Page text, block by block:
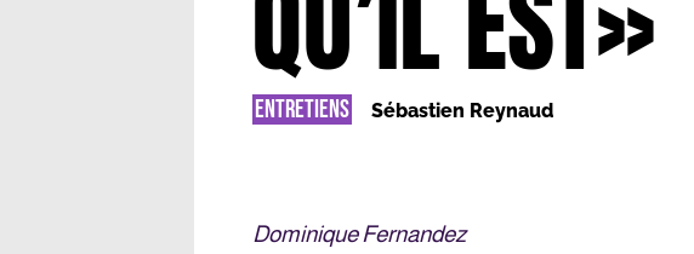
ENTRETIENS Sébastien Reynaud
Dominique Fernandez